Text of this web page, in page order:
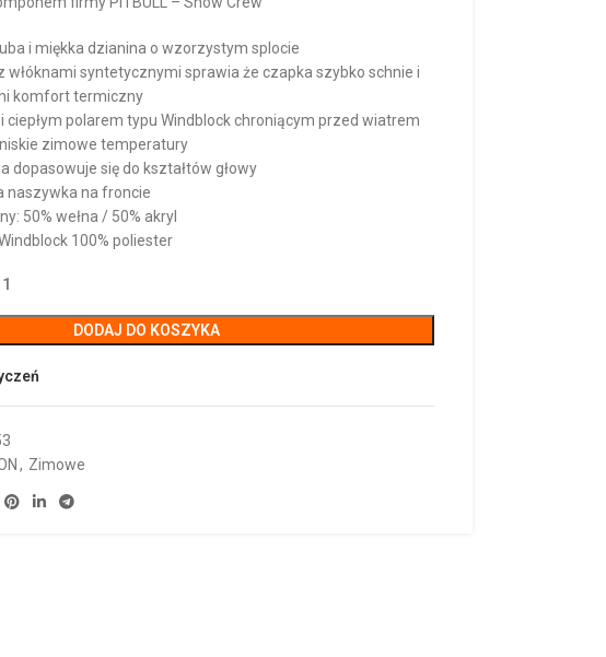
i miękka dzianina o wzorzystym splocie
włóknami syntetycznymi sprawia że czapka szybko schnie i
komfort termiczny
ciepłym polarem typu Windblock chroniącym przed wiatrem
zimowe temperatury
dopasowuje się do kształtów głowy
naszywka na froncie
50% wełna / 50% akryl
100% poliester
DODAJ DO KOSZYKA
, Zimowe